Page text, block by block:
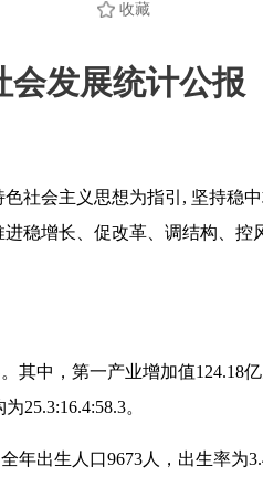
收藏
会发展统计公报
社会主义思想为指引 , 坚持稳
稳增长、促改革、调结构、控
其中，第一产业增加值124.18
为25.3:16.4:58.3。
年出生人口9673人，出生率为